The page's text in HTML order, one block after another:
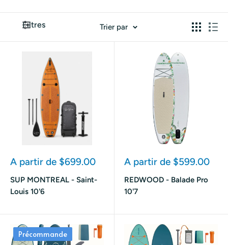
Filtres Trier par
Prix
réduit
A partir de $699.00
SUP MONTREAL - Saint-
Louis 10'6
Prix
réduit
A partir de $599.00
REDWOOD - Balade Pro
10'7
Précommande